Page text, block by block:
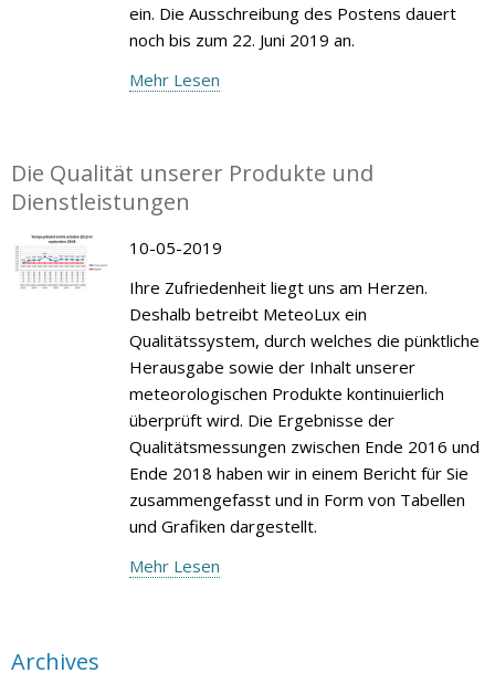
ein. Die Ausschreibung des Postens dauert
noch bis zum 22. Juni 2019 an.
Mehr Lesen
Die Qualität unserer Produkte und
Dienstleistungen
10-05-2019
Ihre Zufriedenheit liegt uns am Herzen.
Deshalb betreibt MeteoLux ein
Qualitätssystem, durch welches die pünktliche
Herausgabe sowie der Inhalt unserer
meteorologischen Produkte kontinuierlich
überprüft wird. Die Ergebnisse der
Qualitätsmessungen zwischen Ende 2016 und
Ende 2018 haben wir in einem Bericht für Sie
zusammengefasst und in Form von Tabellen
und Grafiken dargestellt.
Mehr Lesen
Archives